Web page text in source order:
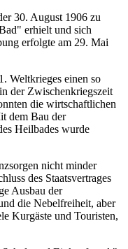
30. August 1906 zu
erhielt und sich
erfolgte am 29. Mai
Weltkrieges einen so
der Zwischenkriegszeit
die wirtschaftlichen
dem Bau der
Heilbades wurde
nicht minder
des Staatsvertrages
Ausbau der
die Nebelfreiheit, aber
Kurgäste und Touristen,